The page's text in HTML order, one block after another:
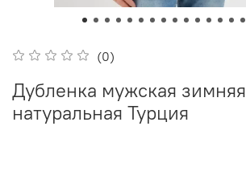
(0)
Дубленка мужская зимняя
натуральная Турция